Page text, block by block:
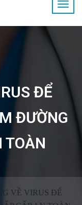
ĐỂ
ĐƯỜNG
TOÀN
VỀ VIRUS ĐỂ